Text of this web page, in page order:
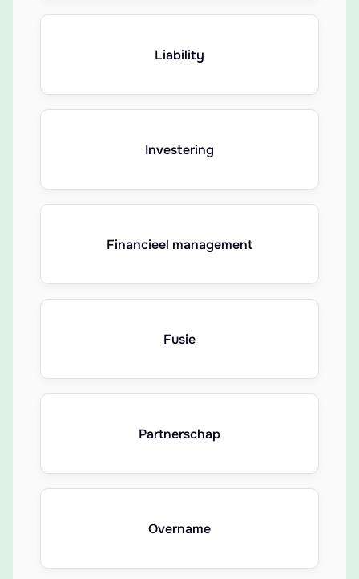
Liability
Investering
Financieel management
Fusie
Partnerschap
Overname